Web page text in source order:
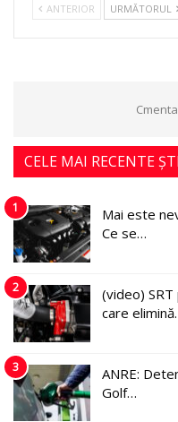
ANTERIOR URMĂTORUL
CELE MAI RECENTE
1
Mai este
Ce se…
2
(video)
care
3
ANRE:
Golf…